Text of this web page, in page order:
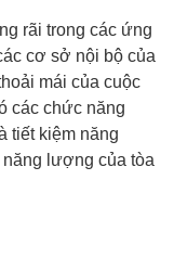
rãi trong các ứng
cơ sở nội bộ của
mái của cuộc
các chức năng
tiết kiệm năng
lượng của tòa